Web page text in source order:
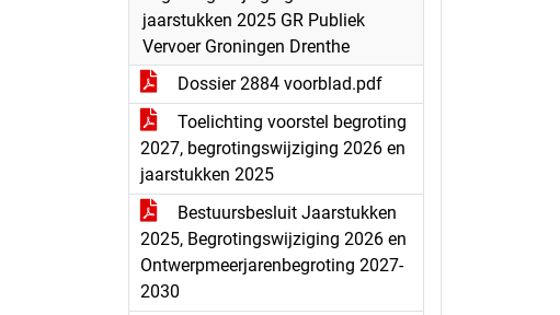
jaarstukken 2025 GR Publiek
Vervoer Groningen Drenthe
Dossier 2884 voorblad.pdf
Toelichting voorstel begroting
2027, begrotingswijziging 2026 en
jaarstukken 2025
Bestuursbesluit Jaarstukken
2025, Begrotingswijziging 2026 en
Ontwerpmeerjarenbegroting 2027-
2030